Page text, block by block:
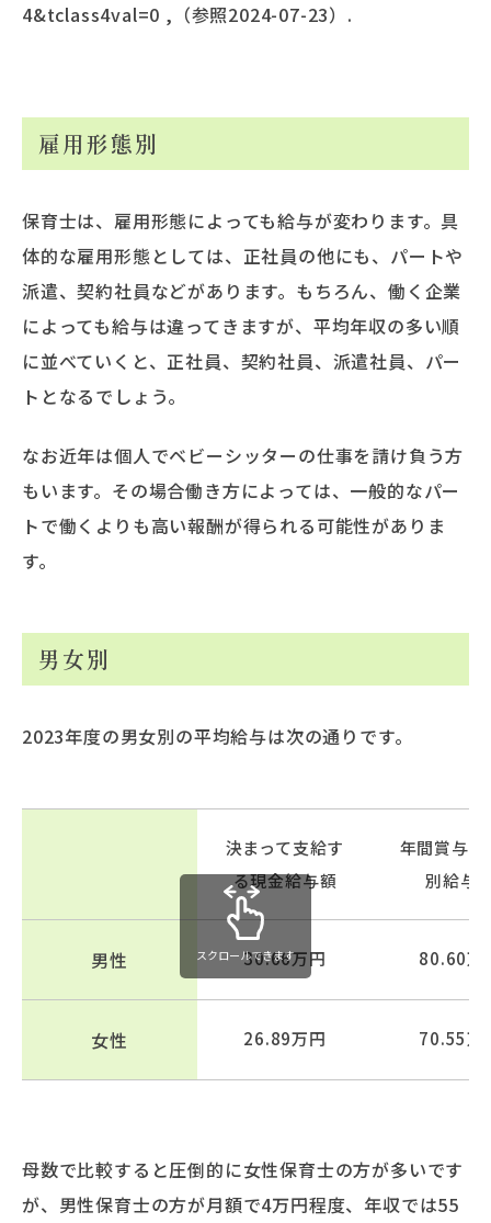
4&tclass4val=0 ,（参照2024-07-23）.
雇用形態別
保育士は、雇用形態によっても給与が変わります。具
体的な雇用形態としては、正社員の他にも、パートや
派遣、契約社員などがあります。もちろん、働く企業
によっても給与は違ってきますが、平均年収の多い順
に並べていくと、正社員、契約社員、派遣社員、パー
トとなるでしょう。
なお近年は個人でベビーシッターの仕事を請け負う方
もいます。その場合働き方によっては、一般的なパー
トで働くよりも高い報酬が得られる可能性がありま
す。
男女別
2023年度の男女別の平均給与は次の通りです。
決まって支給す
る現金給与額
年間賞与ほ
別給与
男性 30.66万円 80.60万
女性 26.89万円 70.55万
スクロールできます
母数で比較すると圧倒的に女性保育士の方が多いです
が、男性保育士の方が月額で4万円程度、年収では55